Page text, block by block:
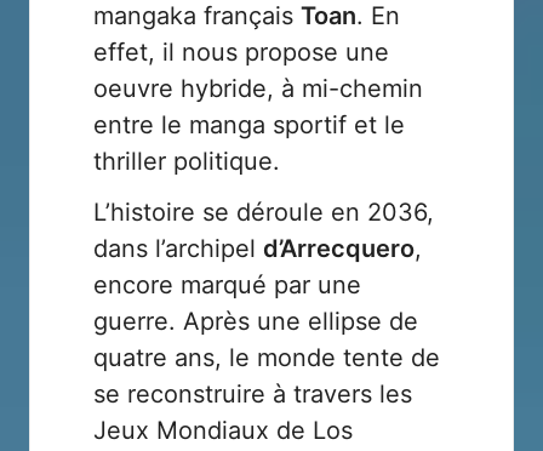
mangaka français Toan. En
effet, il nous propose une
oeuvre hybride, à mi-chemin
entre le manga sportif et le
thriller politique.
L’histoire se déroule en 2036,
dans l’archipel d’Arrecquero,
encore marqué par une
guerre. Après une ellipse de
quatre ans, le monde tente de
se reconstruire à travers les
Jeux Mondiaux de Los